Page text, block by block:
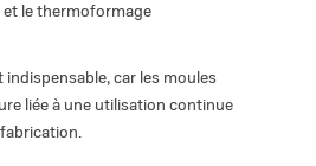
le thermoformage
indispensable, car les moules
liée à une utilisation continue